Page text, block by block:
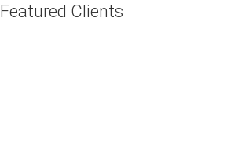
Featured Clients